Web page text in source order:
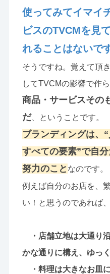
使ってみてイマイ
ビスのTVCMを見
れることはないで
そうですね。覚えて頂
してTVCMの影響で作
商品・サービスその
だ、ということです。
ブランディングは、
すべての要素”で自
努力のこと なのです。
例えば自分のお店を、
い！と思うのであれば、
・店舗立地は大通り
かな通りに構え、ゆっ
・料理は大きなお皿